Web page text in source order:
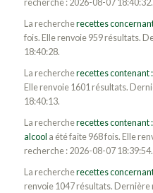
recherche : 2026-08-07 18:40:32.
La rechercherecettes
fois. Elle renvoie 959 résultats.
18:40:28.
La rechercherecettes contenant
Elle renvoie 1601 résultats.
18:40:13.
La rechercherecettes contenant
alcool a été faite 968 fois. Elle
recherche : 2026-08-07 18:39:54.
La rechercherecettes
renvoie 1047 résultats. Dernière